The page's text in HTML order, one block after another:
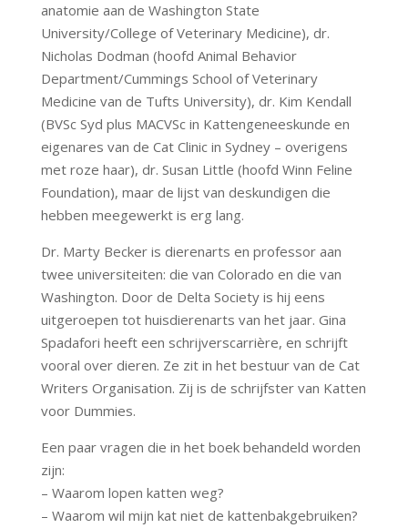
anatomie aan de Washington State
University/College of Veterinary Medicine), dr.
Nicholas Dodman (hoofd Animal Behavior
Department/Cummings School of Veterinary
Medicine van de Tufts University), dr. Kim Kendall
(BVSc Syd plus MACVSc in Kattengeneeskunde en
eigenares van de Cat Clinic in Sydney – overigens
met roze haar), dr. Susan Little (hoofd Winn Feline
Foundation), maar de lijst van deskundigen die
hebben meegewerkt is erg lang.
Dr. Marty Becker is dierenarts en professor aan
twee universiteiten: die van Colorado en die van
Washington. Door de Delta Society is hij eens
uitgeroepen tot huisdierenarts van het jaar. Gina
Spadafori heeft een schrijverscarrière, en schrijft
vooral over dieren. Ze zit in het bestuur van de Cat
Writers Organisation. Zij is de schrijfster van Katten
voor Dummies.
Een paar vragen die in het boek behandeld worden
zijn:
– Waarom lopen katten weg?
– Waarom wil mijn kat niet de kattenbakgebruiken?